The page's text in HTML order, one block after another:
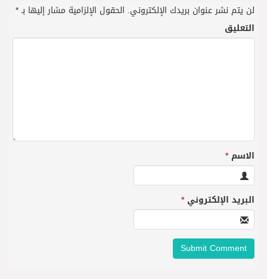
لن يتم نشر عنوان بريدك الإلكتروني. الحقول الإلزامية مشار إليها بـ*
التعليق
الاسم*
البريد الإلكتروني*